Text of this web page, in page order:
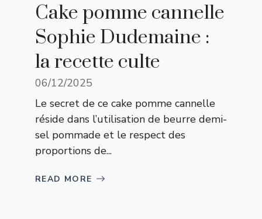
Cake pomme cannelle
Sophie Dudemaine :
la recette culte
06/12/2025
Le secret de ce cake pomme cannelle
réside dans l’utilisation de beurre demi-
sel pommade et le respect des
proportions de...
READ MORE